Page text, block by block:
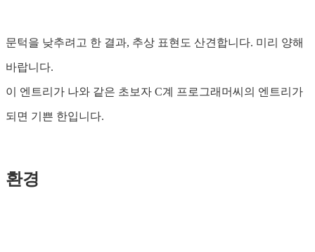
문턱을 낮추려고 한 결과, 추상 표현도 산견합니다. 미리 양해
바랍니다.
이 엔트리가 나와 같은 초보자 C계 프로그래머씨의 엔트리가
되면 기쁜 한입니다.
환경